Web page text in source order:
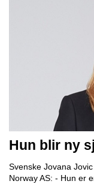
Hun blir ny
Svenske Jovana
Norway AS: - Hun er